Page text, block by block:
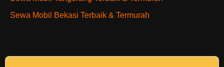
Sewa Mobil Bekasi Terbaik & Termurah